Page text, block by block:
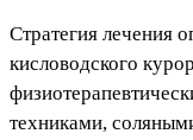
Стратегия лечения
кисловодского
техниками,